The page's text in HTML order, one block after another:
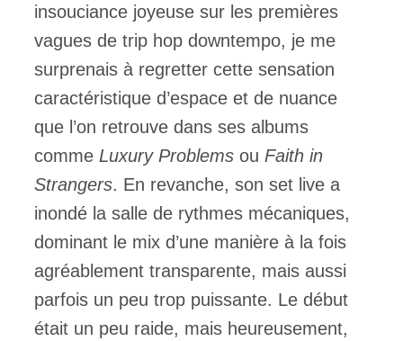
insouciance joyeuse sur les premières
vagues de trip hop downtempo, je me
surprenais à regretter cette sensation
caractéristique d’espace et de nuance
que l’on retrouve dans ses albums
comme Luxury Problems ou Faith in
Strangers. En revanche, son set live a
inondé la salle de rythmes mécaniques,
dominant le mix d’une manière à la fois
agréablement transparente, mais aussi
parfois un peu trop puissante. Le début
était un peu raide, mais heureusement,